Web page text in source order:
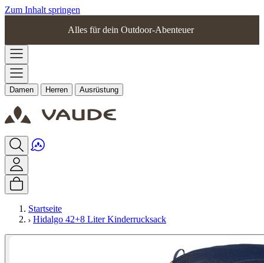
Zum Inhalt springen
Alles für dein Outdoor-Abenteuer
Damen Herren Ausrüstung
Startseite
Hidalgo 42+8 Liter Kinderrucksack